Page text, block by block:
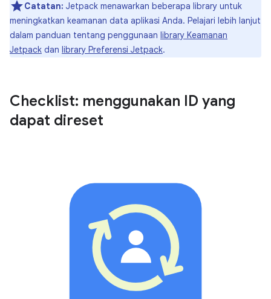
Catatan: Jetpack menawarkan beberapa library untuk
meningkatkan keamanan data aplikasi Anda. Pelajari lebih lanjut
dalam panduan tentang penggunaan library Keamanan
Jetpack dan library Preferensi Jetpack.
Checklist: menggunakan ID yang
dapat direset